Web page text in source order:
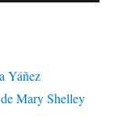
Yáñez
Mary Shelley